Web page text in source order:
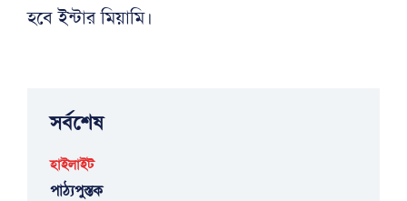
হবে ইন্টার মিয়ামি।
সর্বশেষ
হাইলাইট
পাঠ্যপুস্তক